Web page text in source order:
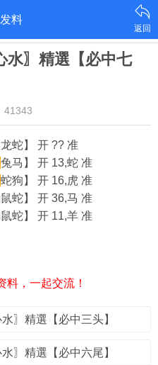
料
返回
水〗精選【必中七
41343
蛇】 开 ?? 准
兔马】 开 13,蛇 准
蛇狗】 开 16,虎 准
蛇】 开 36,马 准
蛇】 开 11,羊 准
料，一起交流！
〗精選【必中三头】
〗精選【必中六尾】